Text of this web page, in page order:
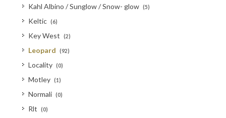
Kahl Albino / Sunglow / Snow- glow (5)
Keltic (6)
Key West (2)
Leopard (92)
Locality (0)
Motley (1)
Normali (0)
Rlt (0)